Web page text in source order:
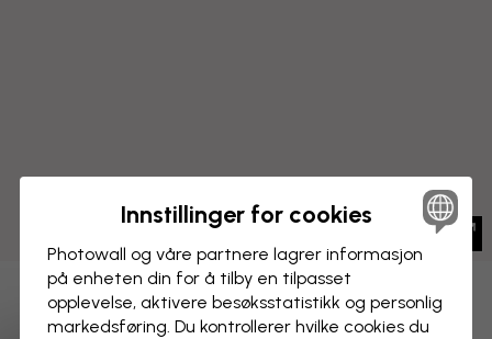
LERRETSBILDE Lagre
Innstillinger for cookies
Photowall og våre partnere lagrer informasjon
på enheten din for å tilby en tilpasset
opplevelse, aktivere besøks­statistikk og personlig
markedsføring. Du kontrollerer hvilke cookies du